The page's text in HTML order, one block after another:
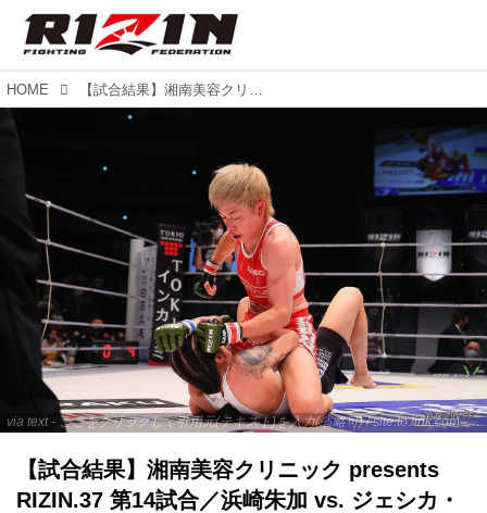
HOME 【試合結果】湘南美容クリニック presents RIZIN.37 第14試合／浜崎朱加 vs. ジェシカ・アギラー
via text - ここをクリックして引用元(テキスト)を入力(省略可) / site.to.link.com - ここをクリックして引用元を入力(省略可)
【試合結果】湘南美容クリニック presents
RIZIN.37 第14試合／浜崎朱加 vs. ジェシカ・